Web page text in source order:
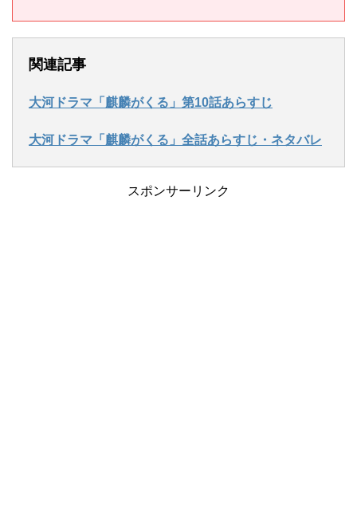
関連記事
大河ドラマ「麒麟がくる」第10話あらすじ
大河ドラマ「麒麟がくる」全話あらすじ・ネタバレ
スポンサーリンク